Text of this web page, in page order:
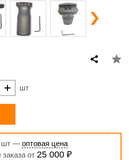
шт
шт — оптовая цена
от 25 000 ₽